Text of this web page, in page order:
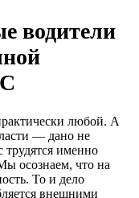
водители
любой. А
— дано не
именно
осознаем, что на
То и дело
внешними